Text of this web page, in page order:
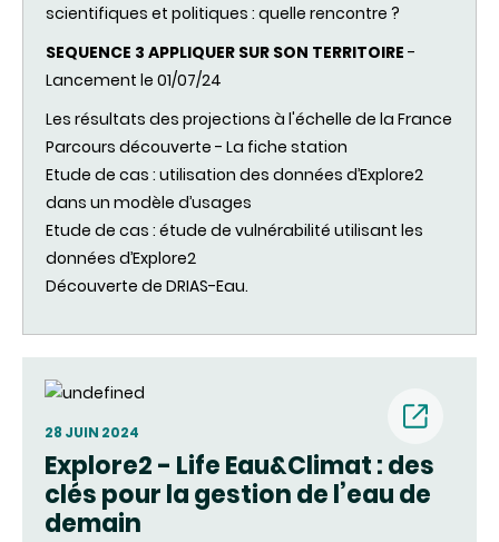
scientifiques et politiques : quelle rencontre ?
SEQUENCE 3 APPLIQUER SUR SON TERRITOIRE -
Lancement le 01/07/24
Les résultats des projections à l'échelle de la France
Parcours découverte - La fiche station
Etude de cas : utilisation des données d’Explore2
dans un modèle d’usages
Etude de cas : étude de vulnérabilité utilisant les
données d’Explore2
Découverte de DRIAS-Eau.
28 JUIN 2024
Explore2 - Life Eau&Climat : des
clés pour la gestion de l’eau de
demain